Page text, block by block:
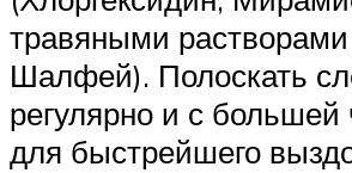
травяными
Шалфей). Полоскать
регулярно и с большей
для быстрейшего